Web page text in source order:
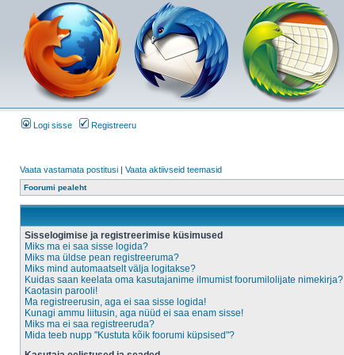
Logi sisse Registreeru
Vaata vastamata postitusi | Vaata aktiivseid teemasid
Foorumi pealeht
Sisselogimise ja registreerimise küsimused
Miks ma ei saa sisse logida?
Miks ma üldse pean registreeruma?
Miks mind automaatselt välja logitakse?
Kuidas saan keelata oma kasutajanime ilmumist foorumilolijate nimekirja?
Kaotasin parooli!
Ma registreerusin, aga ei saa sisse logida!
Kunagi ammu liitusin, aga nüüd ei saa enam sisse!
Miks ma ei saa registreeruda?
Mida teeb nupp "Kustuta kõik foorumi küpsised"?